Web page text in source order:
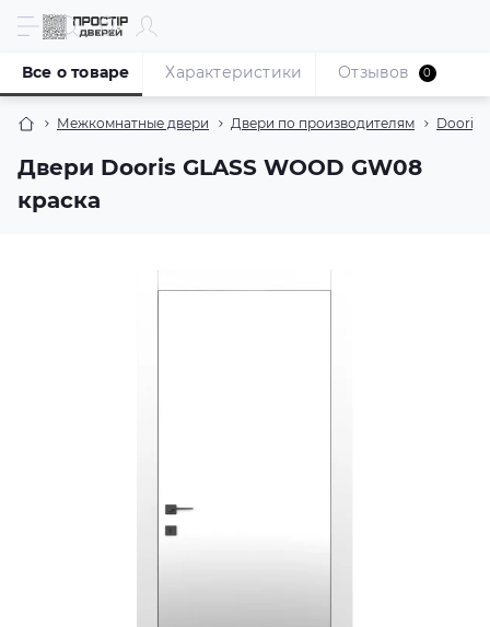
Межкомнатные двери Двери по производителям Dooris
Двери Dooris GLASS WOOD GW08
краска
Все о товаре Характеристики Отзывов 0